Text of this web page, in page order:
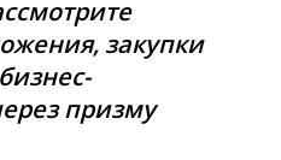
закупки
призму